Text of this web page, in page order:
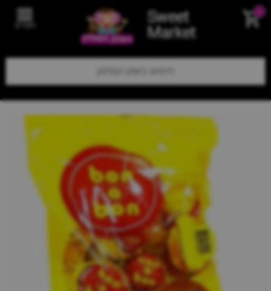
Sweet
Market תפריט